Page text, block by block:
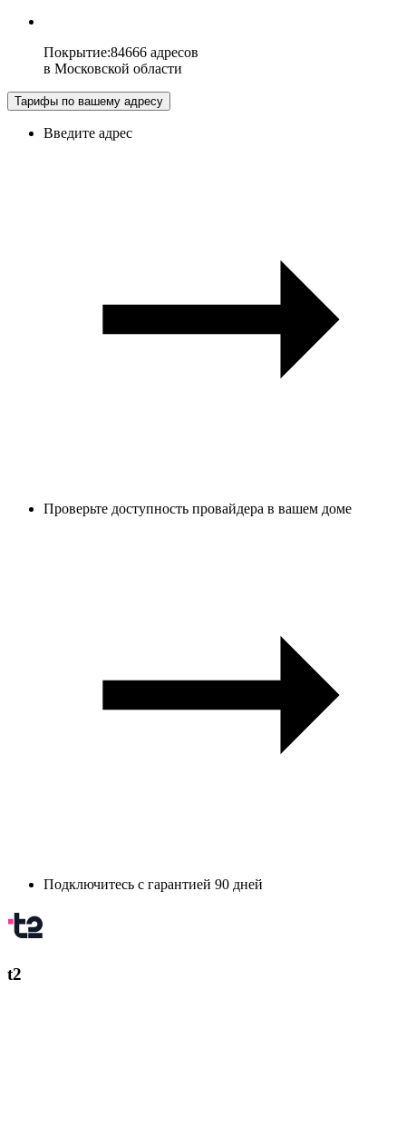
Покрытие:84666 адресов
в Московской области
Тарифы по вашему адресу
Введите адрес
Проверьте доступность провайдера в вашем доме
Подключитесь с гарантией 90 дней
t2